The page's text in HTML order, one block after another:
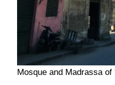
Mosque and Madrassa of